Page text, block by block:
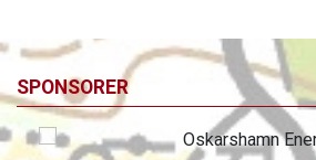
SPONSORER